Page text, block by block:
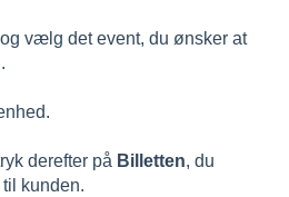
vælg det event, du ønsker at
derefter på Billetten, du
kunden.